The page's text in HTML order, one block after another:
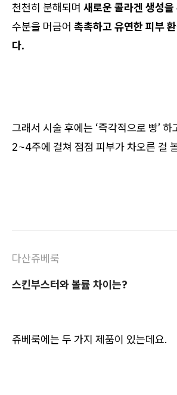
천천히 분해되며 새로운 콜라겐 생성을
수분을 머금어 촉촉하고 유연한 피부
다.
그래서 시술 후에는 ‘즉각적으로 빵’
2~4주에 걸쳐 점점 피부가 차오른 걸
다산쥬베룩
스킨부스터와 볼륨 차이는?
쥬베룩에는 두 가지 제품이 있는데요.